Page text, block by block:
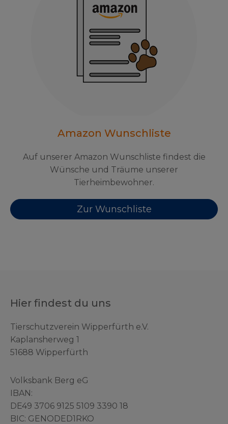
Amazon Wunschliste
Auf unserer Amazon Wunschliste findest die
Wünsche und Träume unserer
Tierheimbewohner.
Zur Wunschliste
Hier findest du uns
Tierschutzverein Wipperfürth e.V.
Kaplansherweg 1
51688 Wipperfürth
Volksbank Berg eG
IBAN:
DE49 3706 9125 5109 3390 18
BIC: GENODED1RKO